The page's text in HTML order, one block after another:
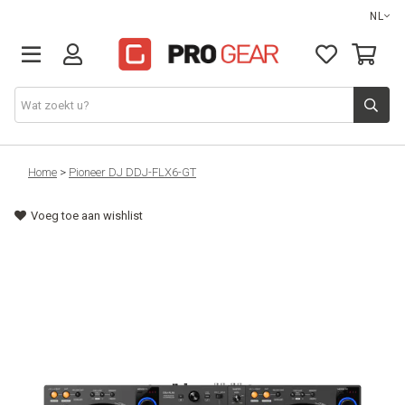
NL
DJ gear
Lights & effects
Home > Pioneer DJ DDJ-FLX6-GT
Voeg toe aan wishlist